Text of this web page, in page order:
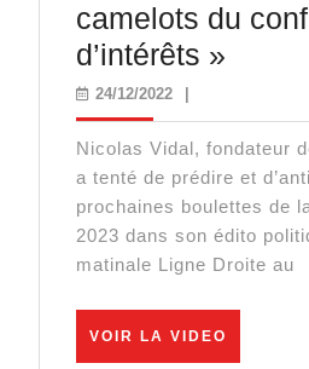
camelots du
d’intérêts »
de
du
et
24/12/202224/12/2022
Nicolas Vidal, fondateur
a tenté de prédire et
prochaines boulettes de
2023 dans son édito
matinale Ligne Droite au
VOIR LA VIDEO